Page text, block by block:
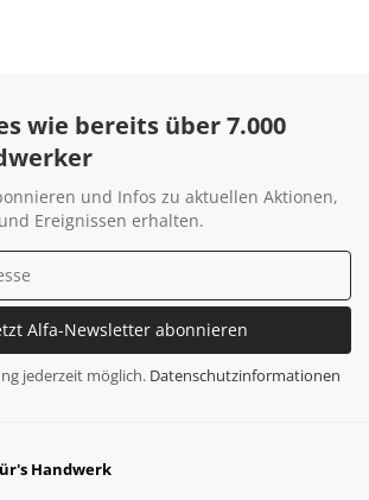
wie bereits über 7.000
und Infos zu aktuellen Aktionen,
Ereignissen erhalten.
Alfa-Newsletter abonnieren
jederzeit möglich. Datenschutzinformationen
Handwerk